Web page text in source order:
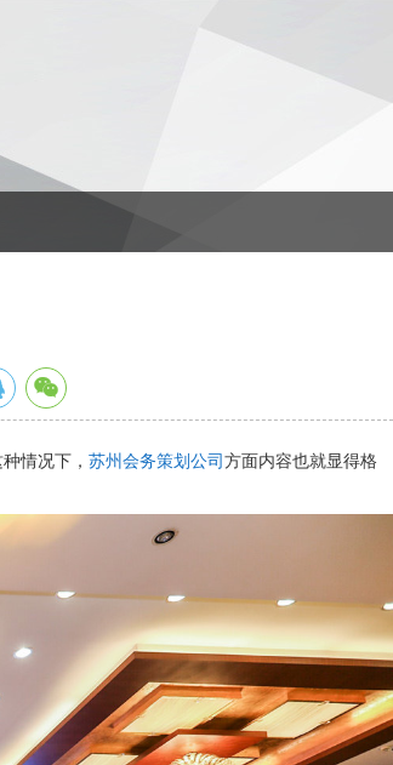
情况下， 苏州会务策划公司方面内容也就显得格